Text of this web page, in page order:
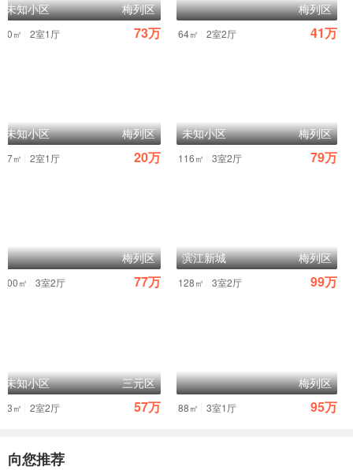
未知小区 梅列区
80㎡ 2室1厅 73万
梅列区
64㎡ 2室2厅 41万
未知小区 梅列区
57㎡ 2室1厅 20万
未知小区 梅列区
116㎡ 3室2厅 79万
梅列区
100㎡ 3室2厅 77万
滨江新城 梅列区
128㎡ 3室2厅 99万
未知小区 三元区
63㎡ 2室2厅 57万
梅列区
88㎡ 3室1厅 95万
向您推荐